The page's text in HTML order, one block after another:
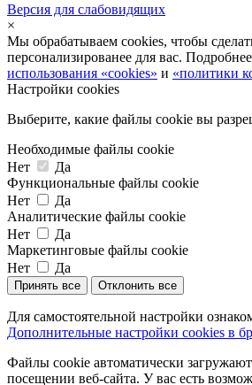
Версия для слабовидящих
×
Мы обрабатываем cookies, чтобы
персонализированее для вас.
использования «cookies» и «политики
Настройки cookies
Выберите, какие файлы cookie вы
Необходимые файлы cookie
Нет
Да
Функциональные файлы cookie
Нет
Да
Аналитические файлы cookie
Нет
Да
Маркетинговые файлы cookie
Нет
Да
Принять все Отклонить все
Для самостоятельной настройки
Дополнительные настройки cookies в
Файлы cookie автоматически
посещении веб-сайта. У вас есть